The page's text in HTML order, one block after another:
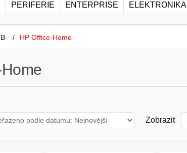
PERIFERIE ENTERPRISE ELEKTRONIKA
/ HP Office-Home
Zobrazit